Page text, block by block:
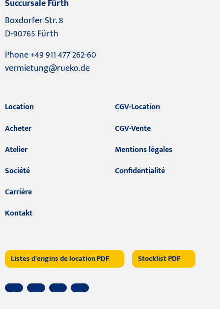
Succursale Fürth
Boxdorfer Str. 8
D-90765 Fürth
Phone +49 911 477 262-60
vermietung@rueko.de
Location
Acheter
Atelier
Société
Carrière
Kontakt
CGV-Location
CGV-Vente
Mentions légales
Confidentialité
Listes d'engins de location PDF Stocklist PDF